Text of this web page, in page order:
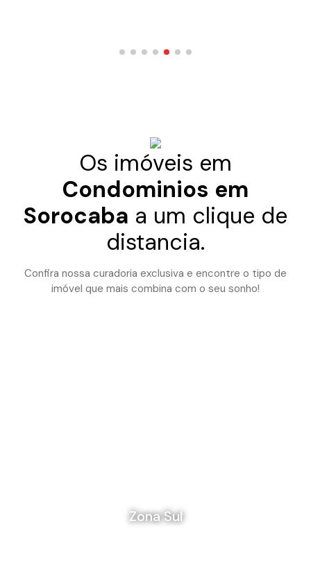
Os imóveis em
Condominios em
Sorocaba a um clique de
distancia.
Confira nossa curadoria exclusiva e encontre o tipo de
imóvel que mais combina com o seu sonho!
Zona Sul